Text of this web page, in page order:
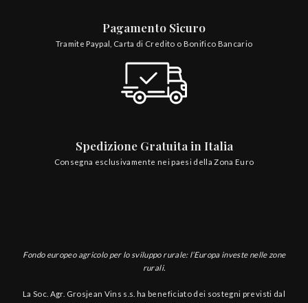
Pagamento Sicuro
Tramite Paypal, Carta di Credito o Bonifico Bancario
Spedizione Gratuita in Italia
Consegna esclusivamente nei paesi della Zona Euro
Fondo europeo agricolo per lo sviluppo rurale: l’Europa investe nelle zone
rurali.
La Soc. Agr. Grosjean Vins s.s. ha beneficiato dei sostegni previsti dal